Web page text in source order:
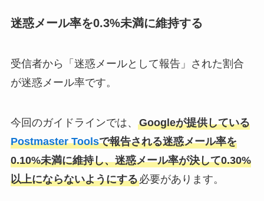
迷惑メール率を0.3%未満に維持する
受信者から「迷惑メールとして報告」された割合
が迷惑メール率です。
今回のガイドラインでは、 Googleが提供している
Postmaster Toolsで報告される迷惑メール率を
0.10%未満に維持し、迷惑メール率が決して0.30%
以上にならないようにする必要があります。